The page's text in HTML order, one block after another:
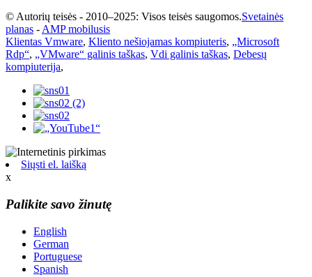
© Autorių teisės - 2010–2025: Visos teisės saugomos.Svetainės
planas -AMP mobilusis
Klientas Vmware, Kliento nešiojamas kompiuteris, „Microsoft
Rdp“, „VMware“ galinis taškas, Vdi galinis taškas, Debesų
kompiuterija,
Siųsti el. laišką
x
Palikite savo žinutę
English
German
Portuguese
Spanish